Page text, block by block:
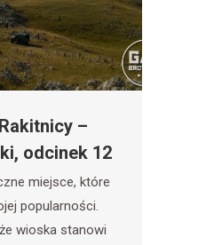
–
odcinek 12
miejsce, które
popularności.
wioska stanowi